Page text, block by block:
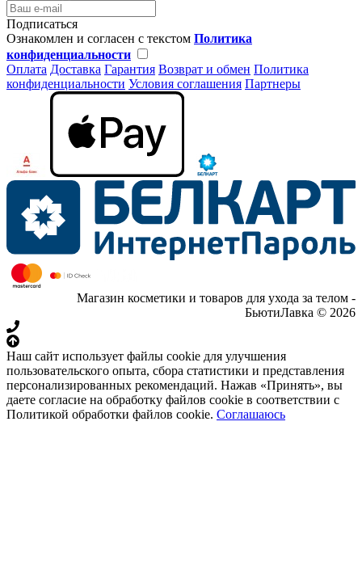
Подписаться
Ознакомлен и согласен с текстом Политика
конфиденциальности
Оплата Доставка Гарантия Возврат и обмен Политика
конфиденциальности Условия соглашения Партнеры
Магазин косметики и товаров для ухода за телом -
БьютиЛавка © 2026
Наш сайт использует файлы cookie для улучшения
пользовательского опыта, сбора статистики и представления
персонализированных рекомендаций. Нажав «Принять», вы
даете согласие на обработку файлов cookie в соответствии с
Политикой обработки файлов cookie. Соглашаюсь